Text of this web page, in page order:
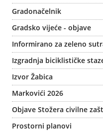
Gradonačelnik
Gradsko vijeće - objave
Informirano za zeleno
Izgradnja biciklističke
Izvor Žabica
Markovići 2026
Objave Stožera civilne
Prostorni planovi